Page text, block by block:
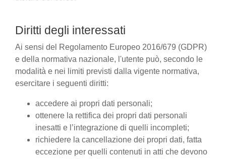
Diritti degli interessati
Ai sensi del Regolamento Europeo 2016/679 (GDPR)
e della normativa nazionale, l'utente può, secondo le
modalità e nei limiti previsti dalla vigente normativa,
esercitare i seguenti diritti:
accedere ai propri dati personali;
ottenere la rettifica dei propri dati personali
inesatti e l’integrazione di quelli incompleti;
richiedere la cancellazione dei propri dati, fatta
eccezione per quelli contenuti in atti che devono